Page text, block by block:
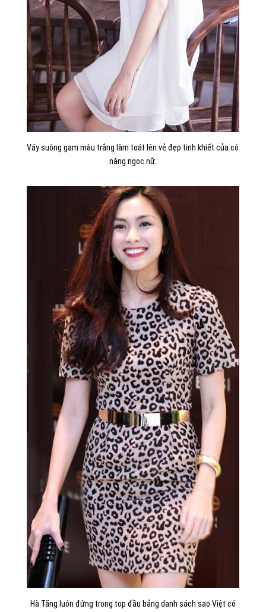
Váy suông gam màu trắng làm toát lên vẻ đẹp tinh khiết của cô
nàng ngọc nữ.
Hà Tăng luôn đứng trong top đầu bảng danh sách sao Việt có